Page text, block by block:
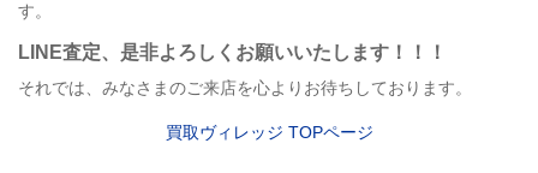
す。
LINE査定、是非よろしくお願いいたします！！！
それでは、みなさまのご来店を心よりお待ちしております。
買取ヴィレッジ TOPページ